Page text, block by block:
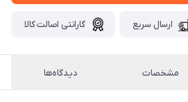
ارسال سریع گارانتی اصالت کالا
مشخصات دیدگاه‌ها